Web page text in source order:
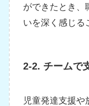
ができたとき、
いを深く感じる
2-2. チームで
児童発達支援や